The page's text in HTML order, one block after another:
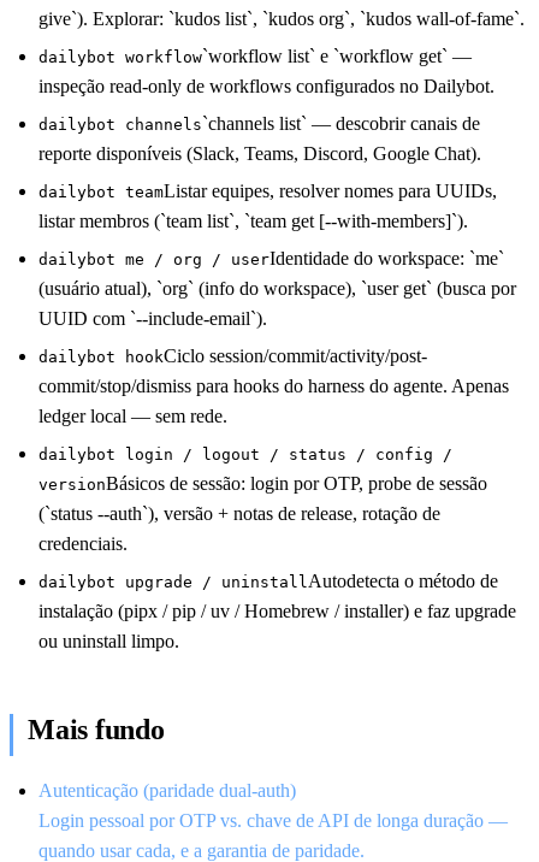
give`). Explorar: `kudos list`, `kudos org`, `kudos wall-of-fame`.
dailybot workflow`workflow list` e `workflow get` —
inspeção read-only de workflows configurados no Dailybot.
dailybot channels`channels list` — descobrir canais de
reporte disponíveis (Slack, Teams, Discord, Google Chat).
dailybot teamListar equipes, resolver nomes para UUIDs,
listar membros (`team list`, `team get [--with-members]`).
dailybot me / org / userIdentidade do workspace: `me`
(usuário atual), `org` (info do workspace), `user get` (busca por
UUID com `--include-email`).
dailybot hookCiclo session/commit/activity/post-
commit/stop/dismiss para hooks do harness do agente. Apenas
ledger local — sem rede.
dailybot login / logout / status / config /
versionBásicos de sessão: login por OTP, probe de sessão
(`status --auth`), versão + notas de release, rotação de
credenciais.
dailybot upgrade / uninstall Autodetecta o método de
instalação (pipx / pip / uv / Homebrew / installer) e faz upgrade
ou uninstall limpo.
Mais fundo
Autenticação (paridade dual-auth)
Login pessoal por OTP vs. chave de API de longa duração —
quando usar cada, e a garantia de paridade.